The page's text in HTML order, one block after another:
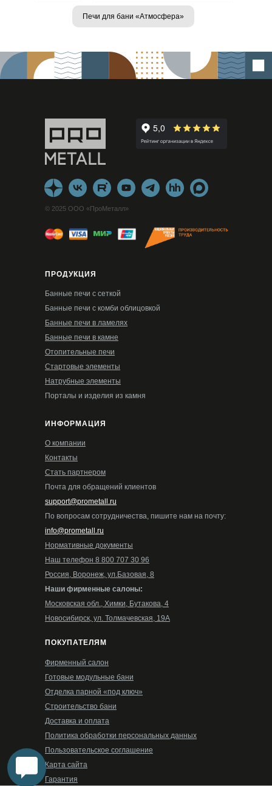
Печи для бани «Атмосфера»
ПРОДУКЦИЯ
Банные печи с сеткой
Банные печи с комби облицовкой
Банные печи в ламелях
Банные печи в камне
Отопительные печи
Стартовые элементы
Натрубные элементы
Порталы и изделия из камня
ИНФОРМАЦИЯ
О компании
Контакты
Стать партнером
Почта для обращений клиентов
support@prometall.ru
По вопросам сотрудничества, пишите нам на почту:
info@prometall.ru
Нормативные документы
Наш телефон 8 800 707 30 96
Россия, Воронеж, ул.Базовая, 8
Наши фирменные салоны:
Московская обл., Химки, Бутакова, 4
Новосибирск, ул. Толмачевская, 19А
ПОКУПАТЕЛЯМ
Фирменный салон
Готовые модульные бани
Отделка парной «под ключ»
Строительство бани
Доставка и оплата
Политика обработки персональных данных
Пользовательское соглашение
Карта сайта
Гарантия
© 2025 ООО «ПроМеталл»